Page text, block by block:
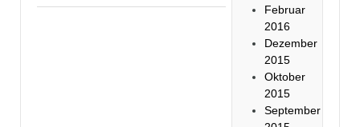
Februar
2016
Dezember
2015
Oktober
2015
September